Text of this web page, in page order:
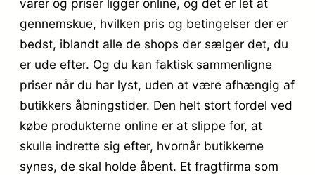
varer og priser ligger online, og det er let at
gennemskue, hvilken pris og betingelser der er
bedst, iblandt alle de shops der sælger det, du
er ude efter. Og du kan faktisk sammenligne
priser når du har lyst, uden at være afhængig af
butikkers åbningstider. Den helt stort fordel ved
købe produkterne online er at slippe for, at
skulle indrette sig efter, hvornår butikkerne
synes, de skal holde åbent. Et fragtfirma som